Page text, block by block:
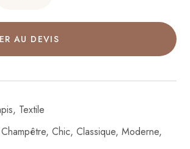
AU DEVIS
, Textile
Champêtre,Chic,Classique,Moderne,